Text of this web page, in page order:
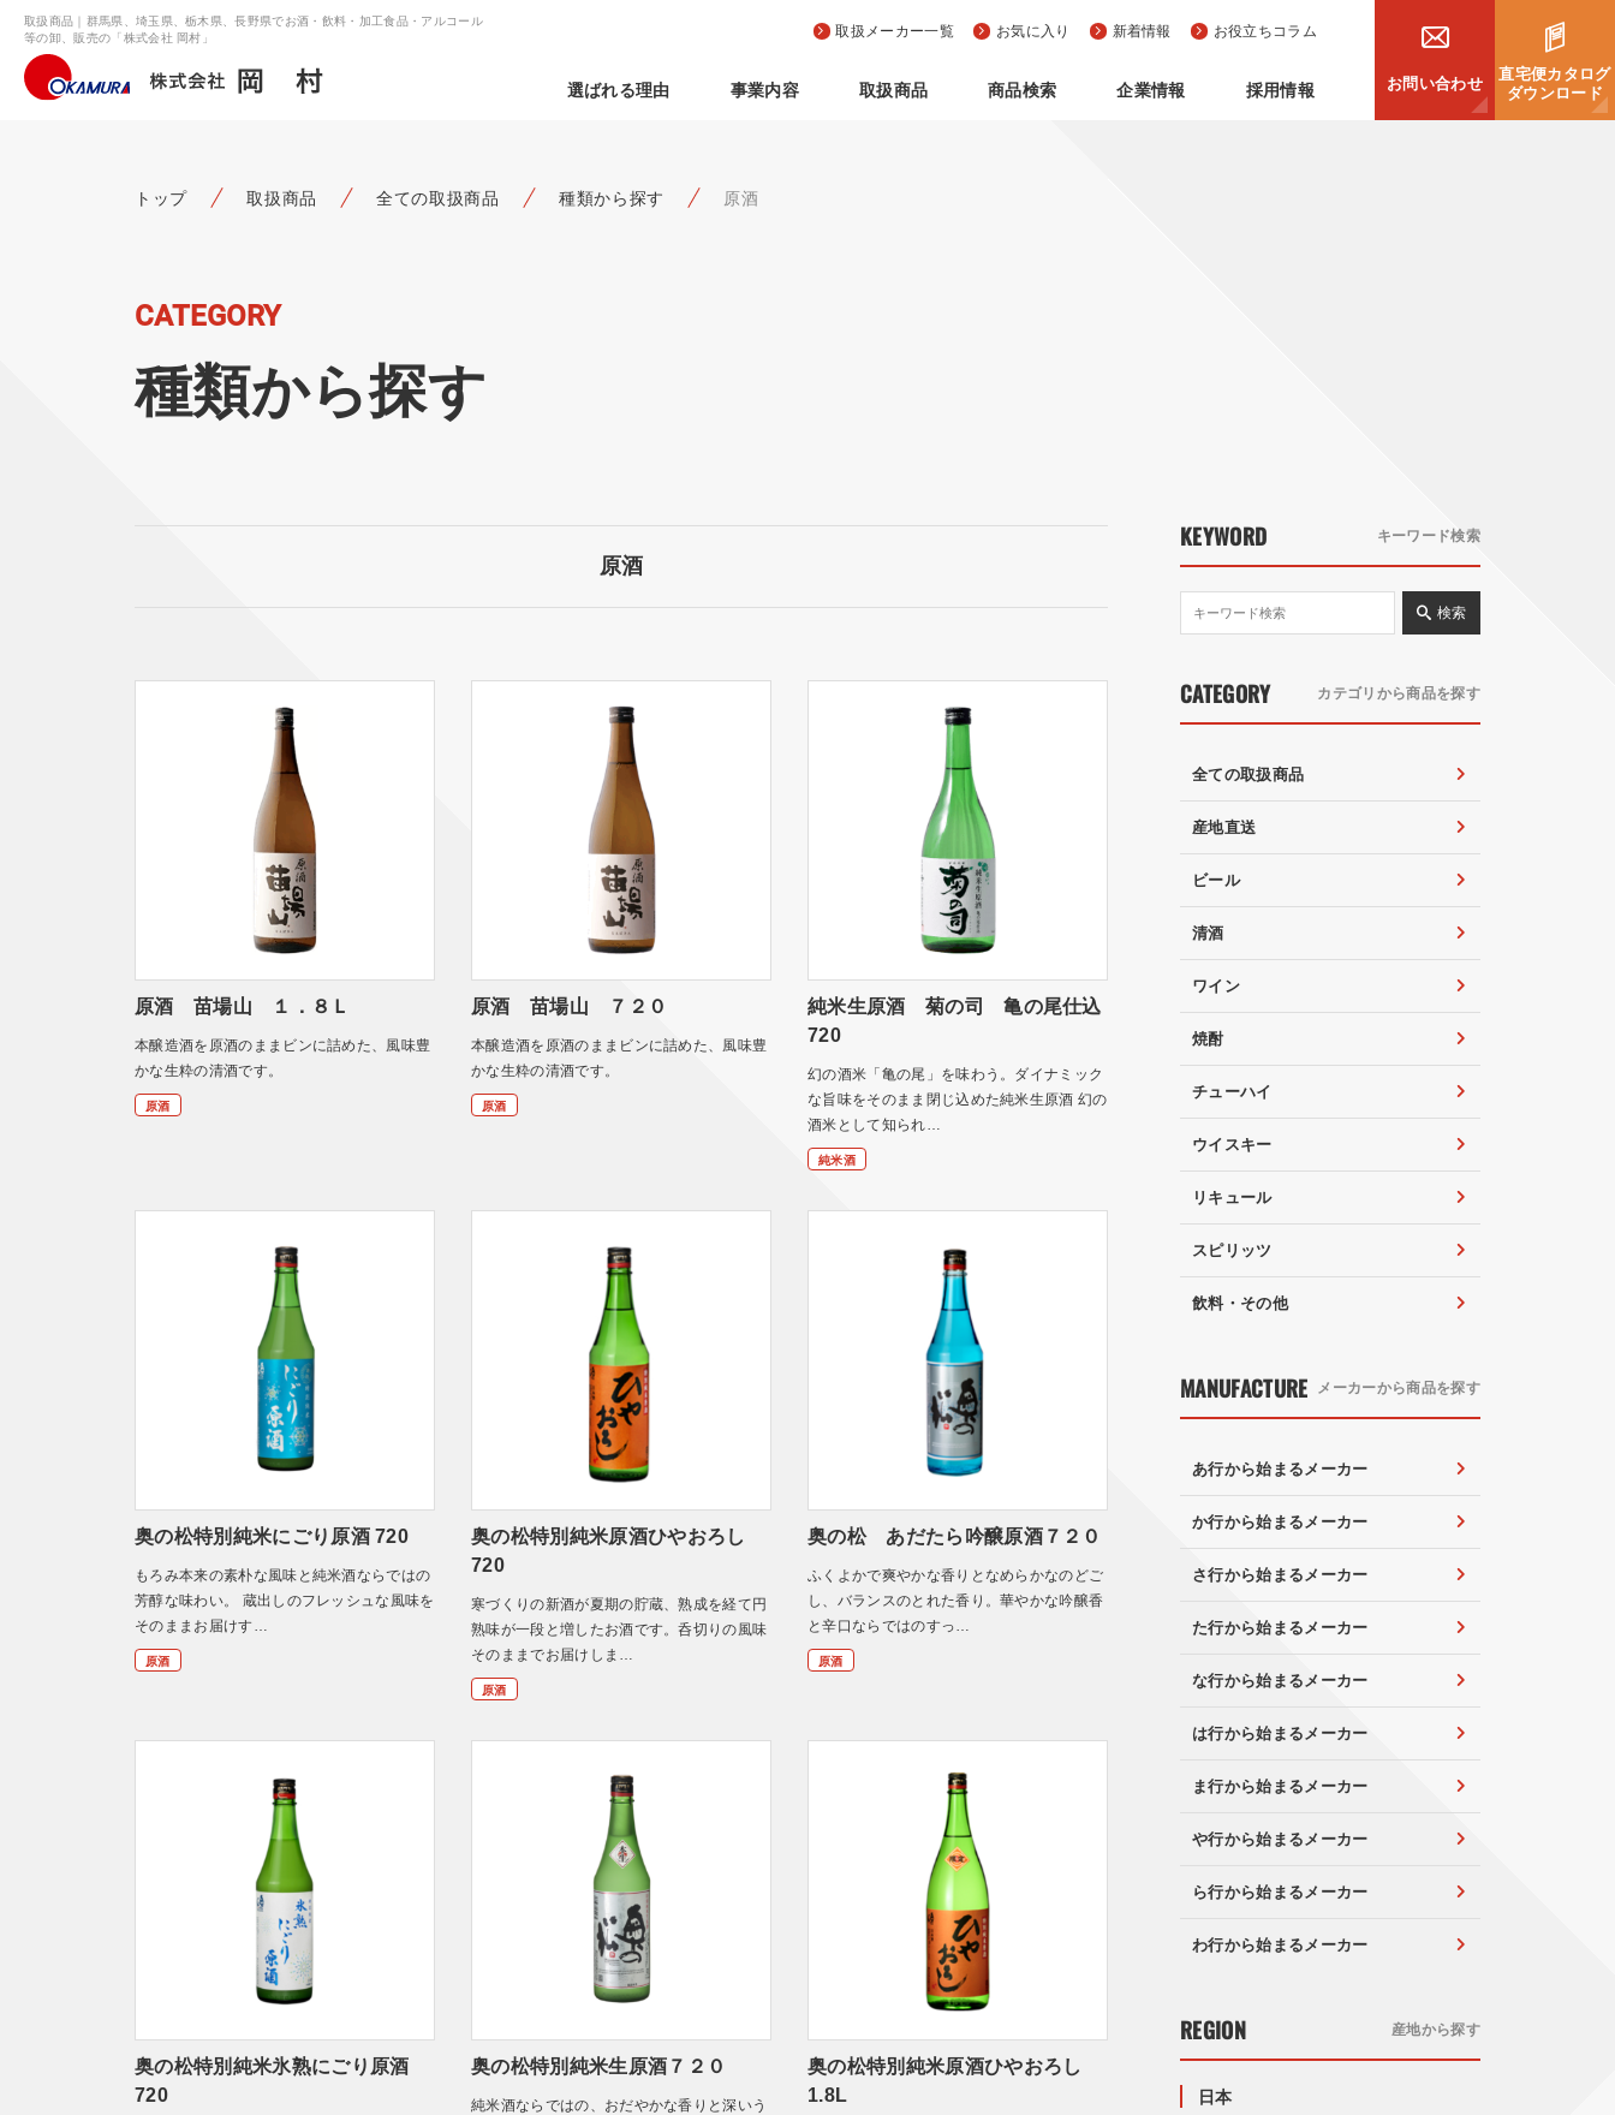
選ばれる理由 事業内容 取扱商品 商品検索 企業情報 採用情報
取扱メーカー一覧 お気に入り 新着情報 お役立ちコラム
お問い合わせ
直宅便カタログ
ダウンロード
取扱商品｜群馬県、埼玉県、栃木県、長野県でお酒・飲料・加工食品・アルコール
等の卸、販売の「株式会社 岡村」
トップ 取扱商品 全ての取扱商品 種類から探す 原酒
CATEGORY
種類から探す
原酒
原酒 苗場山 １．８Ｌ
本醸造酒を原酒のままビンに詰めた、風味豊
かな生粋の清酒です。
原酒
原酒 苗場山 ７２０
本醸造酒を原酒のままビンに詰めた、風味豊
かな生粋の清酒です。
原酒
純米生原酒 菊の司 亀の尾仕込
720
幻の酒米「亀の尾」を味わう。ダイナミック
な旨味をそのまま閉じ込めた純米生原酒 幻の
酒米として知られ…
純米酒
奥の松特別純米にごり原酒 720
もろみ本来の素朴な風味と純米酒ならではの
芳醇な味わい。 蔵出しのフレッシュな風味を
そのままお届けす…
原酒
奥の松特別純米原酒ひやおろし
720
寒づくりの新酒が夏期の貯蔵、熟成を経て円
熟味が一段と増したお酒です。呑切りの風味
そのままでお届けしま…
原酒
奥の松 あだたら吟醸原酒７２０
ふくよかで爽やかな香りとなめらかなのどご
し、バランスのとれた香り。華やかな吟醸香
と辛口ならではのすっ…
原酒
奥の松特別純米氷熟にごり原酒
720
奥の松特別純米生原酒７２０
純米酒ならではの、おだやかな香りと深いう
奥の松特別純米原酒ひやおろし
1.8L
KEYWORD キーワード検索
検索
CATEGORY カテゴリから商品を探す
全ての取扱商品
産地直送
ビール
清酒
ワイン
焼酎
チューハイ
ウイスキー
リキュール
スピリッツ
飲料・その他
MANUFACTURE メーカーから商品を探す
あ行から始まるメーカー
か行から始まるメーカー
さ行から始まるメーカー
た行から始まるメーカー
な行から始まるメーカー
は行から始まるメーカー
ま行から始まるメーカー
や行から始まるメーカー
ら行から始まるメーカー
わ行から始まるメーカー
REGION 産地から探す
日本